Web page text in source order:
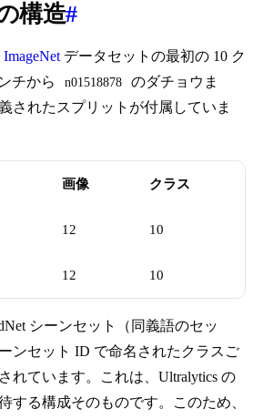
構造#
ImageNet データセットの最初の 10 ク
チから n01518878
のダチョウま
されたスプリットが付属していま
画像 クラス
12 10
12 10
シーンセット（同義語のセッ
ンセット ID で命名されたクラスご
れています。これは、Ultralytics の
する構成そのものです。このため、